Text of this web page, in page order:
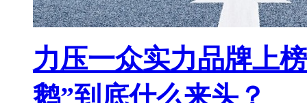
力压一众实力品牌上
鹅”到底什么来头？